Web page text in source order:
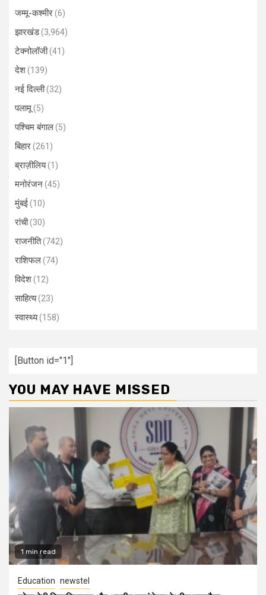
जम्मू-कश्मीर(6)
झारखंड(3,964)
टेक्नोलॉजी(41)
देश(139)
नई दिल्ली(32)
पलामू(5)
पश्चिम बंगाल(5)
बिहार(261)
ब्राज़ीलिय(1)
मनोरंजन(45)
मुंबई(10)
रांची(30)
राजनीति(742)
राशिफल(74)
विदेश(12)
साहित्य(23)
स्वास्थ्य(158)
[Button id="1"]
YOU MAY HAVE MISSED
1 min read
Education newstel